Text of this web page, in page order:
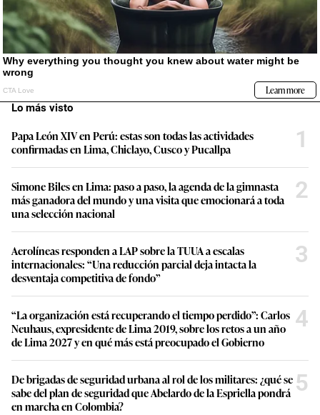
Lo más visto
Papa León XIV en Perú: estas son todas las actividades
confirmadas en Lima, Chiclayo, Cusco y Pucallpa
1
Simone Biles en Lima: paso a paso, la agenda de la gimnasta
más ganadora del mundo y una visita que emocionará a toda
una selección nacional
2
Aerolíneas responden a LAP sobre la TUUA a escalas
internacionales: “Una reducción parcial deja intacta la
desventaja competitiva de fondo”
3
“La organización está recuperando el tiempo perdido”: Carlos
Neuhaus, expresidente de Lima 2019, sobre los retos a un año
de Lima 2027 y en qué más está preocupado el Gobierno
4
De brigadas de seguridad urbana al rol de los militares: ¿qué se
sabe del plan de seguridad que Abelardo de la Espriella pondrá
en marcha en Colombia?
5